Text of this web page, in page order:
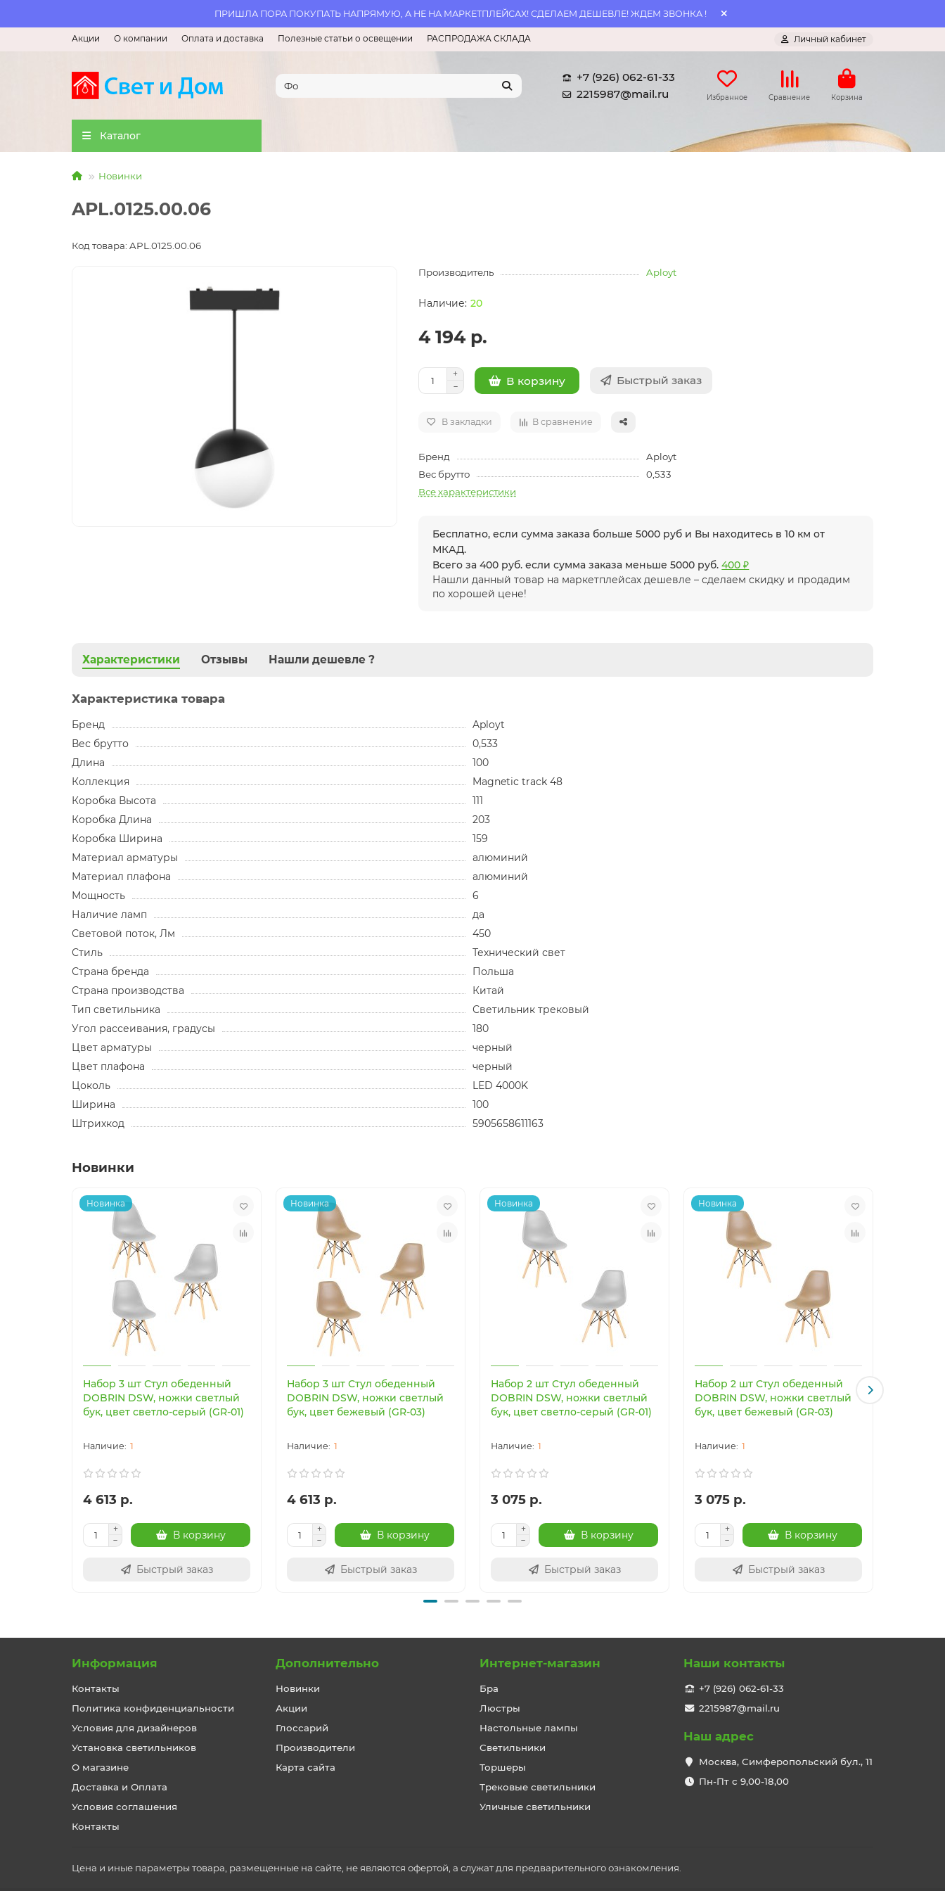
ПРИШЛА ПОРА ПОКУПАТЬ НАПРЯМУЮ, А НЕ НА МАРКЕТПЛЕЙСАХ! СДЕЛАЕМ ДЕШЕВЛЕ! ЖДЕМ ЗВОНКА !
Акции О компании Оплата и доставка Полезные статьи о освещении РАСПРОДАЖА СКЛАДА Личный кабинет
+7 (926) 062-61-33
2215987@mail.ru
Избранное Сравнение Корзина
Каталог
Новинки
APL.0125.00.06
Код товара: APL.0125.00.06
Производитель Aployt
20
4 194 р.
В корзину Быстрый заказ
В закладки В сравнение
Бренд
Aployt
Вес брутто
0,533
Все характеристики
Бесплатно, если сумма заказа больше 5000 руб и Вы находитесь в 10 км от
МКАД.
Всего за 400 руб. если сумма заказа меньше 5000 руб.400 ₽
Нашли данный товар на маркетплейсах дешевле – сделаем скидку и продадим
по хорошей цене!
Характеристики Отзывы Нашли дешевле ?
Характеристика товара
Бренд
Aployt
Вес брутто
0,533
Длина
100
Коллекция
Magnetic track 48
Коробка Высота
111
Коробка Длина
203
Коробка Ширина
159
Материал арматуры
алюминий
Материал плафона
алюминий
Мощность
6
Наличие ламп
да
Световой поток, Лм
450
Стиль
Технический свет
Страна бренда
Польша
Страна производства
Китай
Тип светильника
Светильник трековый
Угол рассеивания, градусы
180
Цвет арматуры
черный
Цвет плафона
черный
Цоколь
LED 4000K
Ширина
100
Штрихкод
5905658611163
Новинки
Новинка
Набор 3 шт Стул обеденный
DOBRIN DSW, ножки светлый
бук, цвет светло-серый (GR-01)
1
4 613 р.
В корзину
Быстрый заказ
Новинка
Набор 3 шт Стул обеденный
DOBRIN DSW, ножки светлый
бук, цвет бежевый (GR-03)
1
4 613 р.
В корзину
Быстрый заказ
Новинка
Набор 2 шт Стул обеденный
DOBRIN DSW, ножки светлый
бук, цвет светло-серый (GR-01)
1
3 075 р.
В корзину
Быстрый заказ
Новинка
Набор 2 шт Стул обеденный
DOBRIN DSW, ножки светлый
бук, цвет бежевый (GR-03)
1
3 075 р.
В корзину
Быстрый заказ
Информация
Контакты
Политика конфиденциальности
Условия для дизайнеров
Установка светильников
О магазине
Доставка и Оплата
Условия соглашения
Контакты
Дополнительно
Новинки
Акции
Глоссарий
Производители
Карта сайта
Интернет-магазин
Бра
Люстры
Настольные лампы
Светильники
Торшеры
Трековые светильники
Уличные светильники
Наши контакты
+7 (926) 062-61-33
2215987@mail.ru
Наш адрес
Москва, Симферопольский бул., 11
Пн-Пт с 9,00-18,00
Цена и иные параметры товара, размещенные на сайте, не являются офертой, а служат для предварительного ознакомления.